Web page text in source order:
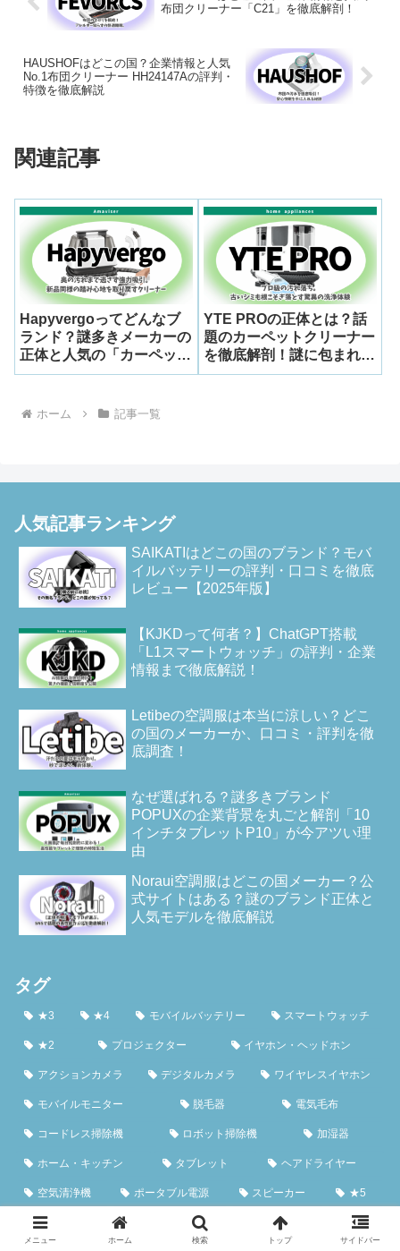
布団クリーナー「C21」を徹底解剖！
HAUSHOFはどこの国？企業情報と人気
No.1布団クリーナー HH24147Aの評判・
特徴を徹底解説
関連記事
Hapyvergoってどんなブ
ランド？謎多きメーカーの
正体と人気の「カーペット
クリーナー HRST 17」の
YTE PROの正体とは？話
題のカーペットクリーナー
を徹底解剖！謎に包まれた
ブランドの背景と驚きの実
ホーム 記事一覧
人気記事ランキング
SAIKATIはどこの国のブランド？モバ
イルバッテリーの評判・口コミを徹底
レビュー【2025年版】
【KJKDって何者？】ChatGPT搭載
「L1スマートウォッチ」の評判・企業
情報まで徹底解説！
Letibeの空調服は本当に涼しい？どこ
の国のメーカーか、口コミ・評判を徹
底調査！
なぜ選ばれる？謎多きブランド
POPUXの企業背景を丸ごと解剖「10
インチタブレットP10」が今アツい理
由
Noraui空調服はどこの国メーカー？公
式サイトはある？謎のブランド正体と
人気モデルを徹底解説
タグ
★3 ★4 モバイルバッテリー スマートウォッチ
★2 プロジェクター イヤホン・ヘッドホン
アクションカメラ デジタルカメラ ワイヤレスイヤホン
モバイルモニター 脱毛器 電気毛布
コードレス掃除機 ロボット掃除機 加湿器
ホーム・キッチン タブレット ヘアドライヤー
空気清浄機 ポータブル電源 スピーカー ★5
サーキュレーター 防犯カメラ ヘッドホン ミニpc
メニュー ホーム 検索 トップ サイドバー